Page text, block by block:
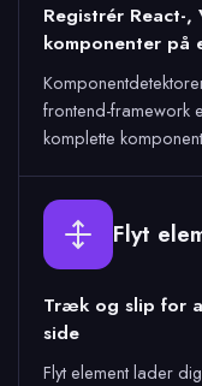
Registrér React-,
komponenter på
frontend-framework
komplette
Flyt
Træk og slip for
side
Flyt element lader